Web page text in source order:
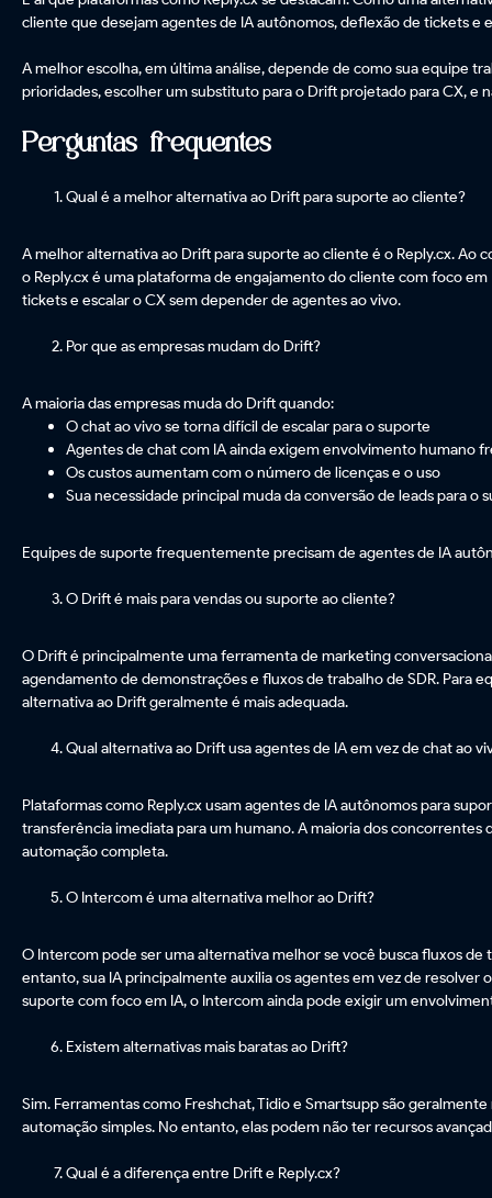
cliente que desejam agentes de IA autônomos, deflexão de tickets
A melhor escolha, em última análise, depende de como sua equipe
prioridades, escolher um substituto para o Drift projetado para CX, e
Perguntas frequentes
Qual é a melhor alternativa ao Drift para suporte ao cliente?
A melhor alternativa ao Drift para suporte ao cliente é o Reply.cx.
o Reply.cx é uma plataforma de engajamento do cliente com foco
tickets e escalar o CX sem depender de agentes ao vivo.
Por que as empresas mudam do Drift?
A maioria das empresas muda do Drift quando:
O chat ao vivo se torna difícil de escalar para o suporte
Agentes de chat com IA ainda exigem envolvimento humano
Os custos aumentam com o número de licenças e o uso
Sua necessidade principal muda da conversão de leads para o
Equipes de suporte frequentemente precisam de agentes de IA
O Drift é mais para vendas ou suporte ao cliente?
O Drift é principalmente uma ferramenta de marketing
agendamento de demonstrações e fluxos de trabalho de SDR. Para
alternativa ao Drift geralmente é mais adequada.
Qual alternativa ao Drift usa agentes de IA em vez de chat ao
Plataformas como Reply.cx usam agentes de IA autônomos para
transferência imediata para um humano. A maioria dos
automação completa.
O Intercom é uma alternativa melhor ao Drift?
O Intercom pode ser uma alternativa melhor se você busca fluxos
entanto, sua IA principalmente auxilia os agentes em vez de
suporte com foco em IA, o Intercom ainda pode exigir um
Existem alternativas mais baratas ao Drift?
Sim. Ferramentas como Freshchat, Tidio e Smartsupp são
automação simples. No entanto, elas podem não ter recursos
Qual é a diferença entre Drift e Reply.cx?